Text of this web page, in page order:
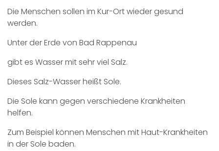
Die Menschen sollen im Kur-Ort wieder gesund
werden.
Unter der Erde von Bad Rappenau
gibt es Wasser mit sehr viel Salz.
Dieses Salz-Wasser heißt Sole.
Die Sole kann gegen verschiedene Krankheiten
helfen.
Zum Beispiel können Menschen mit Haut-Krankheiten
in der Sole baden.